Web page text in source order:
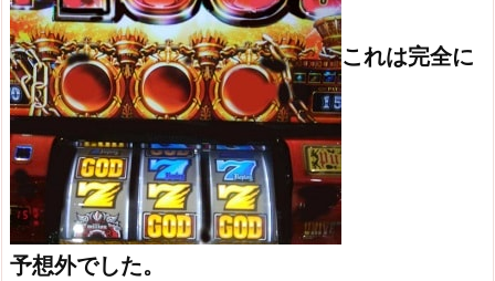
これは完全に
予想外でした。